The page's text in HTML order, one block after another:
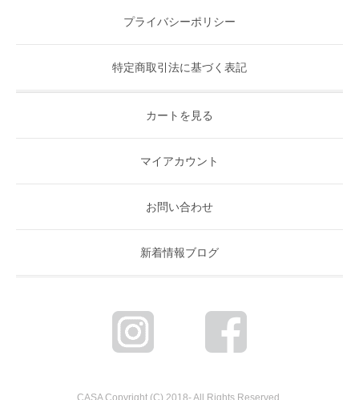
プライバシーポリシー
特定商取引法に基づく表記
カートを見る
マイアカウント
お問い合わせ
新着情報ブログ